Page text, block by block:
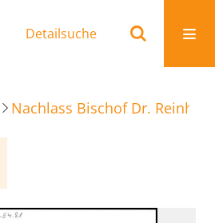
Detailsuche
Nachlass Bischof Dr.